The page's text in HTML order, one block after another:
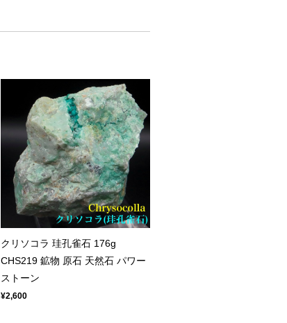
クリソコラ 珪孔雀石 176g
CHS219 鉱物 原石 天然石 パワー
ストーン
¥2,600